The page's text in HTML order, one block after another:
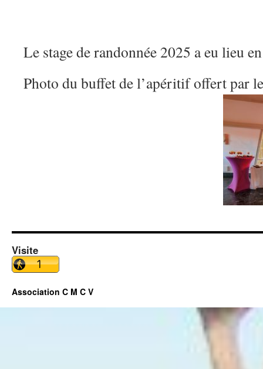
Le stage de randonnée 2025 a eu lieu
Photo du buffet de l’apéritif offert par
Visite
Association C M C V